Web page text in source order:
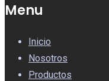
Menu
Inicio
Nosotros
Productos